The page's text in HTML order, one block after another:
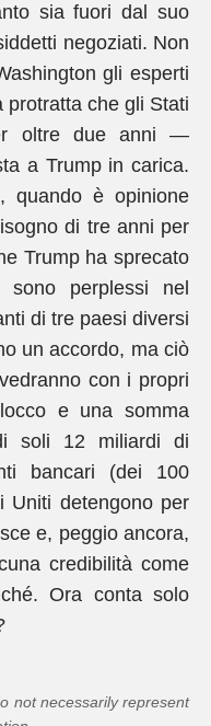
sia fuori dal suo
negoziati. Non
gli esperti
che gli Stati
oltre due anni —
a Trump in carica.
quando è opinione
di tre anni per
Trump ha sprecato
perplessi nel
di tre paesi diversi
un accordo, ma ciò
con i propri
e una somma
soli 12 miliardi di
bancari (dei 100
Uniti detengono per
e, peggio ancora,
credibilità come
Ora conta solo
not necessarily represent